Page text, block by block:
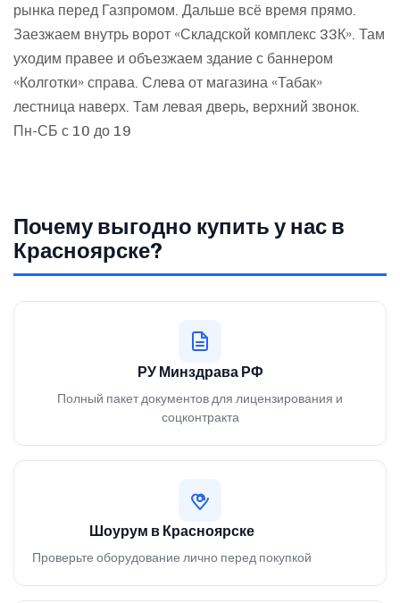
рынка перед Газпромом. Дальше всё время прямо.
Заезжаем внутрь ворот «Складской комплекс 33К». Там
уходим правее и объезжаем здание с баннером
«Колготки» справа. Слева от магазина «Табак»
лестница наверх. Там левая дверь, верхний звонок.
Пн-СБ с 10 до 19
Почему выгодно купить у нас в
Красноярске?
РУ Минздрава РФ
Полный пакет документов для лицензирования и
соцконтракта
Шоурум в Красноярске
Проверьте оборудование лично перед покупкой